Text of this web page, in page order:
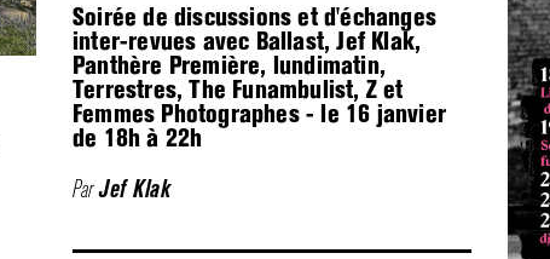
Soirée de discussions et d'échanges
inter-revues avec Ballast, Jef Klak,
Panthère Première, lundimatin,
Terrestres, The Funambulist, Z et
Femmes Photographes - le 16 janvier
de 18h à 22h
ParJef Klak